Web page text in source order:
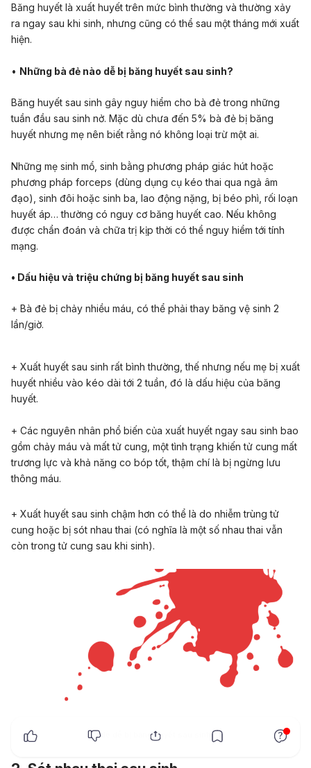
Băng huyết là xuất huyết trên mức bình thường và thường xảy
ra ngay sau khi sinh, nhưng cũng có thể sau một tháng mới xuất
hiện.
• Những bà đẻ nào dễ bị băng huyết sau sinh?
Băng huyết sau sinh gây nguy hiểm cho bà đẻ trong những
tuần đầu sau sinh nở. Mặc dù chưa đến 5% bà đẻ bị băng
huyết nhưng mẹ nên biết rằng nó không loại trừ một ai.
Những mẹ sinh mổ, sinh bằng phương pháp giác hút hoặc
phương pháp forceps (dùng dụng cụ kéo thai qua ngả âm
đạo), sinh đôi hoặc sinh ba , lao động nặng, bị béo phì, rối loạn
huyết áp… thường có nguy cơ băng huyết cao. Nếu không
được chẩn đoán và chữa trị kịp thời có thể nguy hiểm tới tính
mạng.
• Dấu hiệu và triệu chứng bị băng huyết sau sinh
+ Bà đẻ bị chảy nhiều máu, có thể phải thay băng vệ sinh 2
lần/giờ.
+ Xuất huyết sau sinh rất bình thường, thế nhưng nếu mẹ bị xuất
huyết nhiều vào kéo dài tới 2 tuần đó là dấu hiệu của băng
huyết.
+ Các nguyên nhân phổ biến của xuất huyết ngay sau sinh bao
gồm chảy máu và mất tử cung, một tình trạng khiến tử cung mất
trương lực và khả năng co bóp tốt, thậm chí là bị ngừng lưu
thông máu.
+ Xuất huyết sau sinh chậm hơn có thể là do nhiễm trùng tử
cung hoặc bị sót nhau thai (có nghĩa là một số nhau thai vẫn
còn trong tử cung sau khi sinh).
Bà đẻ dễ bị băng huyết sau sinh nở